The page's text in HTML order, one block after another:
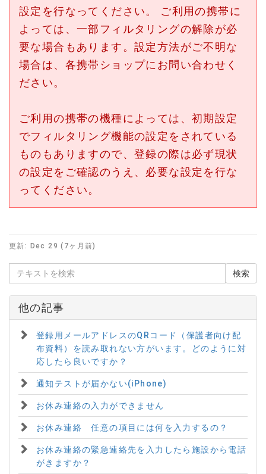
設定を行なってください。 ご利用の携帯に
よっては、一部フィルタリングの解除が必
要な場合もあります。設定方法がご不明な
場合は、各携帯ショップにお問い合わせく
ださい。
ご利用の携帯の機種によっては、初期設定
でフィルタリング機能の設定をされている
ものもありますので、登録の際は必ず現状
の設定をご確認のうえ、必要な設定を行な
ってください。
更新: Dec 29 (7ヶ月前)
他の記事
登録用メールアドレスのQRコード（保護者向け配
布資料）を読み取れない方がいます。どのように対
応したら良いですか？
通知テストが届かない(iPhone)
お休み連絡の入力ができません
お休み連絡 任意の項目には何を入力するの？
お休み連絡の緊急連絡先を入力したら施設から電話
がきますか？